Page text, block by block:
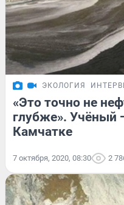
ЭКОЛОГИЯ
«Это точно не
глубже». Учёный
Камчатке
7 октября, 2020, 08:30 2